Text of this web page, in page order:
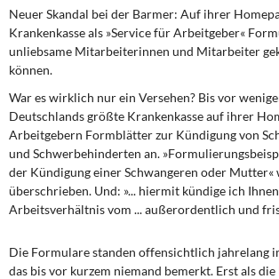
Steuer- und Finanzpolitik
Öffentliche Infrastruktur und
Eurokrise und Griechenland
DIE LINKE
Weitere Themen
Memo-Gruppe
Institut Solidarische Moderne
Neuer Skandal bei der Barmer: Auf ihrer
Krankenkasse als »Service für Arbeitgeber«
unliebsame Mitarbeiterinnen und Mitarbeiter
können.
War es wirklich nur ein Versehen? Bis vor
Deutschlands größte Krankenkasse auf ihrer
Arbeitgebern Formblätter zur Kündigung von
und Schwerbehinderten an.
der Kündigung einer Schwangeren oder
überschrieben. Und: »... hiermit kündige ich
Arbeitsverhältnis vom ... außerordentlich und
Die Formulare standen offensichtlich jahrelang
das bis vor kurzem niemand bemerkt. Erst als die